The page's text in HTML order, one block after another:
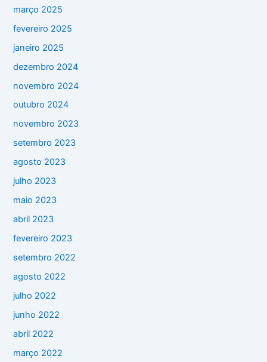
março 2025
fevereiro 2025
janeiro 2025
dezembro 2024
novembro 2024
outubro 2024
novembro 2023
setembro 2023
agosto 2023
julho 2023
maio 2023
abril 2023
fevereiro 2023
setembro 2022
agosto 2022
julho 2022
junho 2022
abril 2022
março 2022